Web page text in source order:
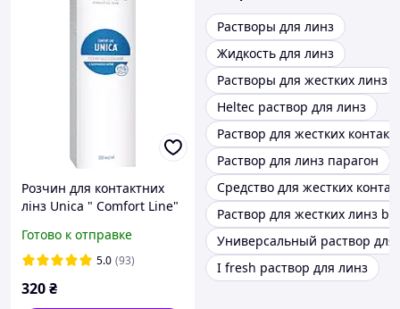
Розчин для контактних
лінз Unica " Comfort Line"
Готово к отправке
5.0 (93)
320₴
Растворы для линз
Жидкость для линз
Растворы для жестких линз
Heltec раствор для линз
Раствор для жестких
Раствор для линз парагон
Средство для жестких
Раствор для жестких линз
Универсальный раствор для
I fresh раствор для линз